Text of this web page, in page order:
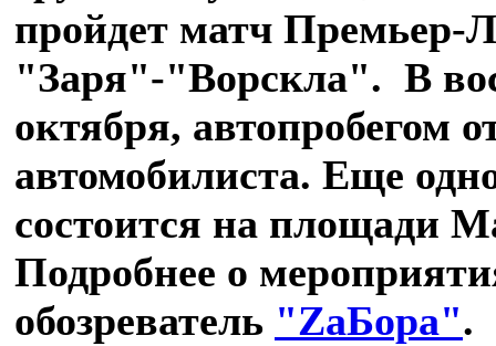
пройдет матч Премьер-
"Заря"-"Ворскла". В
октября, автопробегом
автомобилиста. Еще
состоится на площади
Подробнее о
обозреватель "ZаБора".